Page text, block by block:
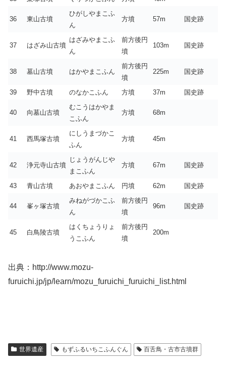
36 東山古墳
ひがしやまこふ
ん
方墳 57m 国史跡
37 はざみ山古墳
はざみやまこふ
ん
前方後円
墳
103m 国史跡
38 墓山古墳 はかやまこふん
前方後円
墳
225m 国史跡
39 野中古墳 のなかこふん 方墳 37m 国史跡
40 向墓山古墳
むこうはかやま
こふん
方墳 68m
41 西馬塚古墳
にしうまづかこ
ふん
方墳 45m
42 浄元寺山古墳
じょうがんじや
まこふん
方墳 67m 国史跡
43 青山古墳 あおやまこふん 円墳 62m 国史跡
44 峯ヶ塚古墳
みねがづかこふ
ん
前方後円
墳
96m 国史跡
45 白鳥陵古墳
はくちょうりょ
うこふん
前方後円
墳
200m
出典：http://www.mozu-
furuichi.jp/jp/learn/mozu_furuichi_furuichi_list.html
世界遺産 もずふるいちこふんぐん 百舌鳥・古市古墳群